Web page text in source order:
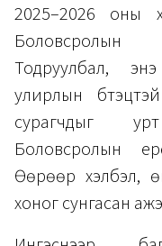
2025–2026 оны
Боловсролын
Тодруулбал,
улирлын
сурагчдыг
Боловсролын
Өөрөөр хэлбэл,
хоног сунгасан